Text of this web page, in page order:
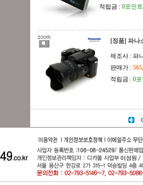
적립금 : 0포인트
[정품] 파나
제조사 : 파
판매가 :
적립금 : 0